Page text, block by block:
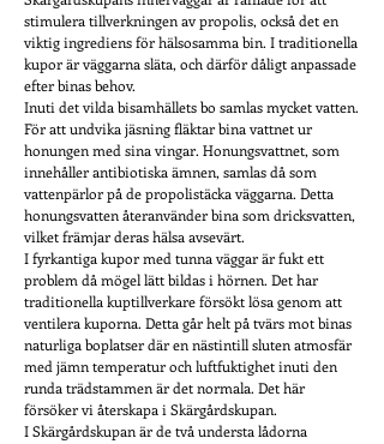
stimulera tillverkningen av propolis, också det en
viktig ingrediens för hälsosamma bin. I traditionella
kupor är väggarna släta, och därför dåligt anpassade
efter binas behov.
Inuti det vilda bisamhällets bo samlas mycket vatten.
För att undvika jäsning fläktar bina vattnet ur
honungen med sina vingar. Honungsvattnet, som
innehåller antibiotiska ämnen, samlas då som
vattenpärlor på de propolistäcka väggarna. Detta
honungsvatten återanvänder bina som dricksvatten,
vilket främjar deras hälsa avsevärt.
I fyrkantiga kupor med tunna väggar är fukt ett
problem då mögel lätt bildas i hörnen. Det har
traditionella kuptillverkare försökt lösa genom att
ventilera kuporna. Detta går helt på tvärs mot binas
naturliga boplatser där en nästintill sluten atmosfär
med jämn temperatur och luftfuktighet inuti den
runda trädstammen är det normala. Det här
försöker vi återskapa i Skärgårdskupan.
I Skärgårdskupan är de två understa lådorna